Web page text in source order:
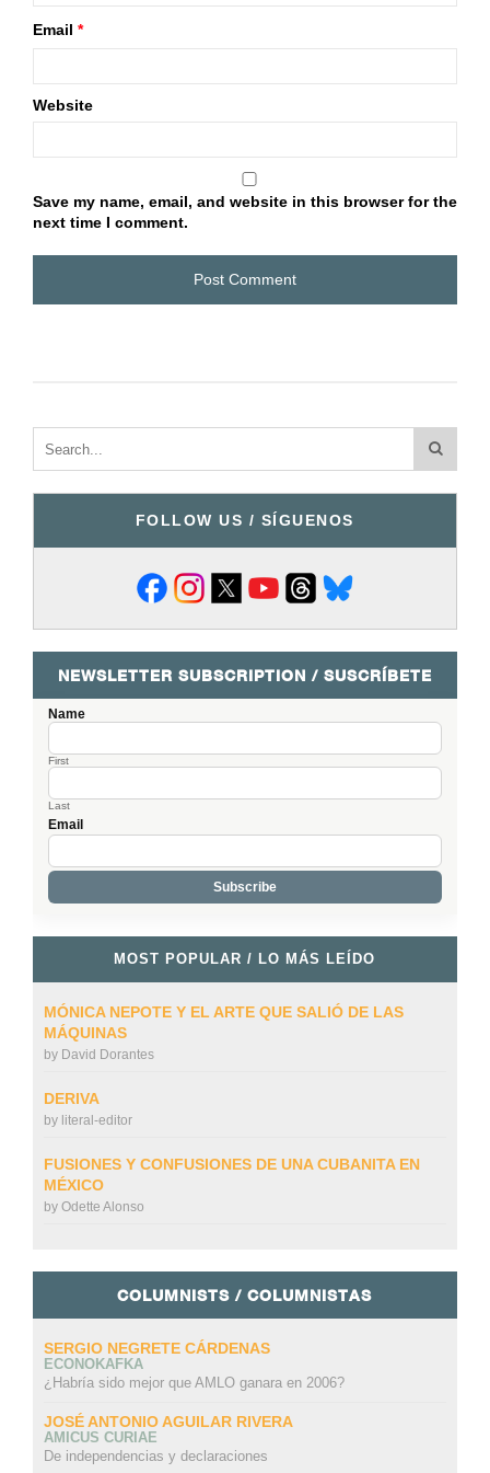
Email *
Website
Save my name, email, and website in this browser for the
next time I comment.
FOLLOW US / SÍGUENOS
NEWSLETTER SUBSCRIPTION / SUSCRÍBETE
Name
First
Last
Email
MOST POPULAR / LO MÁS LEÍDO
MÓNICA NEPOTE Y EL ARTE QUE SALIÓ DE LAS
MÁQUINAS
by David Dorantes
DERIVA
by literal-editor
FUSIONES Y CONFUSIONES DE UNA CUBANITA EN
MÉXICO
by Odette Alonso
COLUMNISTS / COLUMNISTAS
SERGIO NEGRETE CÁRDENAS
ECONOKAFKA
¿Habría sido mejor que AMLO ganara en 2006?
JOSÉ ANTONIO AGUILAR RIVERA
AMICUS CURIAE
De independencias y declaraciones